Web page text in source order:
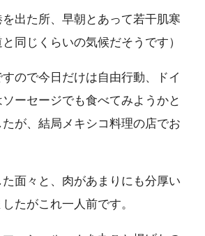
出た所、早朝とあって若干肌寒
同じくらいの気候だそうです）
ので今日だけは自由行動、ドイ
ーセージでも食べてみようかと
が、結局メキシコ料理の店でお
面々と、肉があまりにも分厚い
たがこれ一人前です。